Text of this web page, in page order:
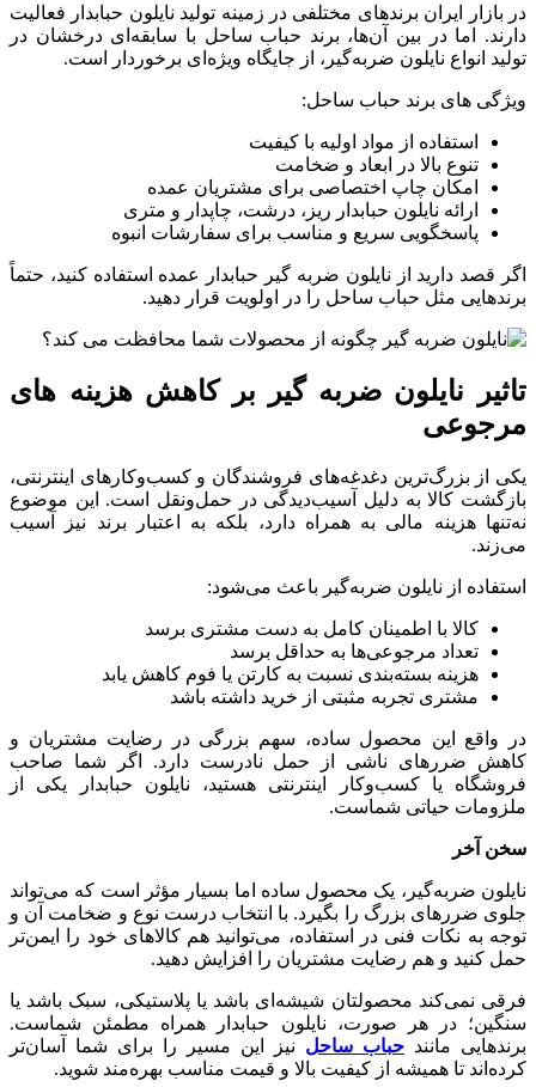
در بازار ایران برندهای مختلفی در زمینه تولید نایلون حبابدار فعالیت
دارند. اما در بین آن‌ها، برند حباب ساحل با سابقه‌ای درخشان در
تولید انواع نایلون ضربه‌گیر، از جایگاه ویژه‌ای برخوردار است.
ویژگی ‌های برند حباب ساحل:
استفاده از مواد اولیه با کیفیت
تنوع بالا در ابعاد و ضخامت
امکان چاپ اختصاصی برای مشتریان عمده
ارائه نایلون حبابدار ریز، درشت، چاپدار و متری
پاسخگویی سریع و مناسب برای سفارشات انبوه
اگر قصد دارید از نایلون ضربه گیر حبابدار عمده استفاده کنید، حتماً
برندهایی مثل حباب ساحل را در اولویت قرار دهید.
تاثیر نایلون ضربه گیر بر کاهش هزینه‌ های
مرجوعی
یکی از بزرگ‌ترین دغدغه‌های فروشندگان و کسب‌وکارهای اینترنتی،
بازگشت کالا به دلیل آسیب‌دیدگی در حمل‌ونقل است. این موضوع
نه‌تنها هزینه مالی به همراه دارد، بلکه به اعتبار برند نیز آسیب
می‌زند.
استفاده از نایلون ضربه‌گیر باعث می‌شود:
کالا با اطمینان کامل به دست مشتری برسد
تعداد مرجوعی‌ها به حداقل برسد
هزینه بسته‌بندی نسبت به کارتن یا فوم کاهش یابد
مشتری تجربه مثبتی از خرید داشته باشد
در واقع این محصول ساده، سهم بزرگی در رضایت مشتریان و
کاهش ضررهای ناشی از حمل نادرست دارد. اگر شما صاحب
فروشگاه یا کسب‌وکار اینترنتی هستید، نایلون حبابدار یکی از
ملزومات حیاتی شماست.
سخن آخر
نایلون ضربه‌گیر، یک محصول ساده اما بسیار مؤثر است که می‌تواند
جلوی ضررهای بزرگ را بگیرد. با انتخاب درست نوع و ضخامت آن و
توجه به نکات فنی در استفاده، می‌توانید هم کالاهای خود را ایمن‌تر
حمل کنید و هم رضایت مشتریان را افزایش دهید.
فرقی نمی‌کند محصولتان شیشه‌ای باشد یا پلاستیکی، سبک باشد یا
سنگین؛ در هر صورت، نایلون حبابدار همراه مطمئن شماست.
برندهایی مانند حباب ساحل نیز این مسیر را برای شما آسان‌تر
کرده‌اند تا همیشه از کیفیت بالا و قیمت مناسب بهره‌مند شوید.